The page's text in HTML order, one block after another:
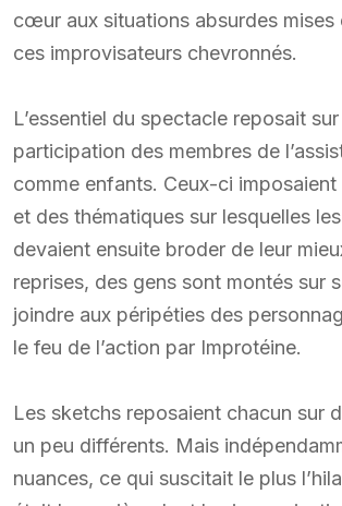
cœur aux situations absurdes mises
ces improvisateurs chevronnés.
L’essentiel du spectacle reposait sur
participation des membres de
comme enfants. Ceux-ci
et des thématiques sur lesquelles
devaient ensuite broder de leur
reprises, des gens sont montés sur
joindre aux péripéties des
le feu de l’action par Improtéine.
Les sketchs reposaient chacun sur
un peu différents. Mais
nuances, ce qui suscitait le plus